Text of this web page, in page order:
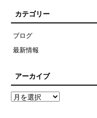
カテゴリー
ブログ
最新情報
アーカイブ